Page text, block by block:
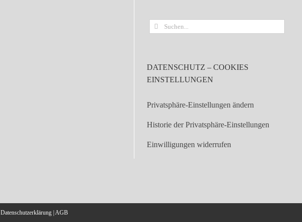
Suche
DATENSCHUTZ – COOKIES
EINSTELLUNGEN
Privatsphäre-Einstellungen ändern
Historie der Privatsphäre-Einstellungen
Einwilligungen widerrufen
Datenschutzerklärung | AGB